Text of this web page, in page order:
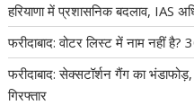
हरियाणा में प्रशासनिक बदलाव, IAS
फरीदाबाद: वोटर लिस्ट में नाम नहीं
फरीदाबाद: सेक्सटॉर्शन गैंग का
गिरफ्तार